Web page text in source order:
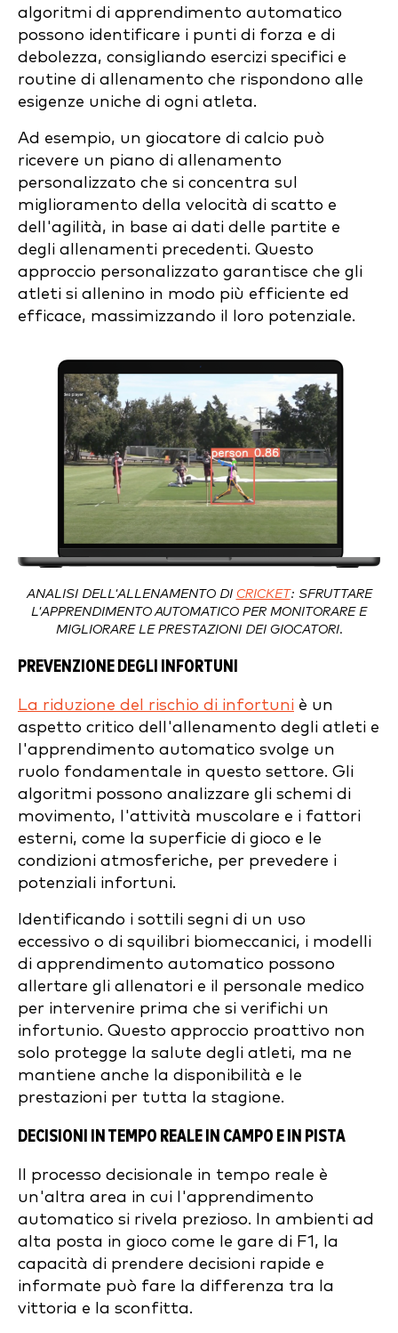
algoritmi di apprendimento automatico
possono identificare i punti di forza e di
debolezza, consigliando esercizi specifici e
routine di allenamento che rispondono alle
esigenze uniche di ogni atleta.
Ad esempio, un giocatore di calcio può
ricevere un piano di allenamento
personalizzato che si concentra sul
miglioramento della velocità di scatto e
dell'agilità, in base ai dati delle partite e
degli allenamenti precedenti. Questo
approccio personalizzato garantisce che gli
atleti si allenino in modo più efficiente ed
efficace, massimizzando il loro potenziale.
ANALISI DELL'ALLENAMENTO DI CRICKET : SFRUTTARE
L'APPRENDIMENTO AUTOMATICO PER MONITORARE E
MIGLIORARE LE PRESTAZIONI DEI GIOCATORI.
PREVENZIONE DEGLI INFORTUNI
La riduzione del rischio di infortuni è un
aspetto critico dell'allenamento degli atleti e
l'apprendimento automatico svolge un
ruolo fondamentale in questo settore. Gli
algoritmi possono analizzare gli schemi di
movimento, l'attività muscolare e i fattori
esterni, come la superficie di gioco e le
condizioni atmosferiche, per prevedere i
potenziali infortuni.
Identificando i sottili segni di un uso
eccessivo o di squilibri biomeccanici, i modelli
di apprendimento automatico possono
allertare gli allenatori e il personale medico
per intervenire prima che si verifichi un
infortunio. Questo approccio proattivo non
solo protegge la salute degli atleti, ma ne
mantiene anche la disponibilità e le
prestazioni per tutta la stagione.
DECISIONI IN TEMPO REALE IN CAMPO E IN PISTA
Il processo decisionale in tempo reale è
un'altra area in cui l'apprendimento
automatico si rivela prezioso. In ambienti ad
alta posta in gioco come le gare di F1, la
capacità di prendere decisioni rapide e
informate può fare la differenza tra la
vittoria e la sconfitta.